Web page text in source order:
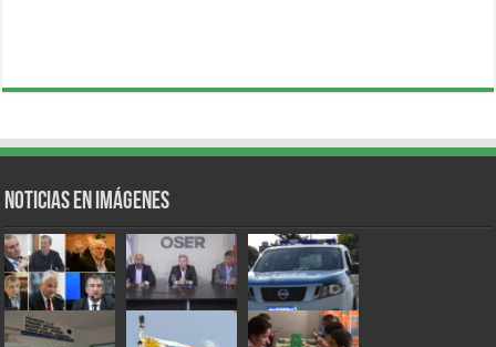
Noticias en Imágenes